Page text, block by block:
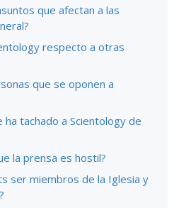
que afectan a las
respecto a otras
que se oponen a
ha tachado a Scientology de
la prensa es hostil?
ser miembros de la Iglesia y